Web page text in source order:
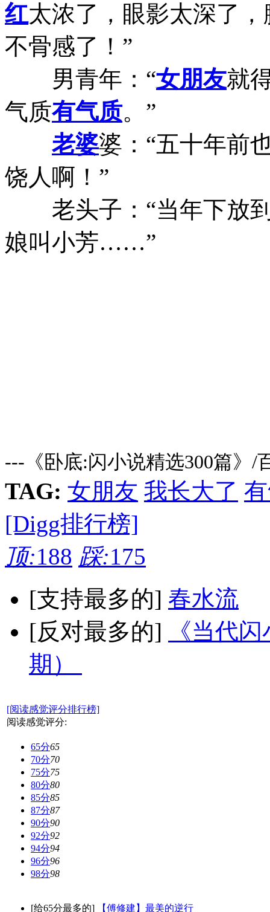
红太浓了，眼影太深了
不骨感了！”
男青年：“女朋友就
气质有气质。”
老婆婆：“五十年前
饶人啊！”
老头子：“当年下放到
娘叫小芳……”
---《卧底:闪小说精选300篇》/
TAG: 女朋友 我长大了
[Digg排行榜]
顶:188 踩:175
[支持最多的] 春水流
[反对最多的]
《当代
期）
[阅读感觉评分排行榜]
阅读感觉评分:
65分65
70分70
75分75
80分80
85分85
87分87
90分90
92分92
94分94
96分96
98分98
[给65分最多的] 【傅修建】最美的逆行